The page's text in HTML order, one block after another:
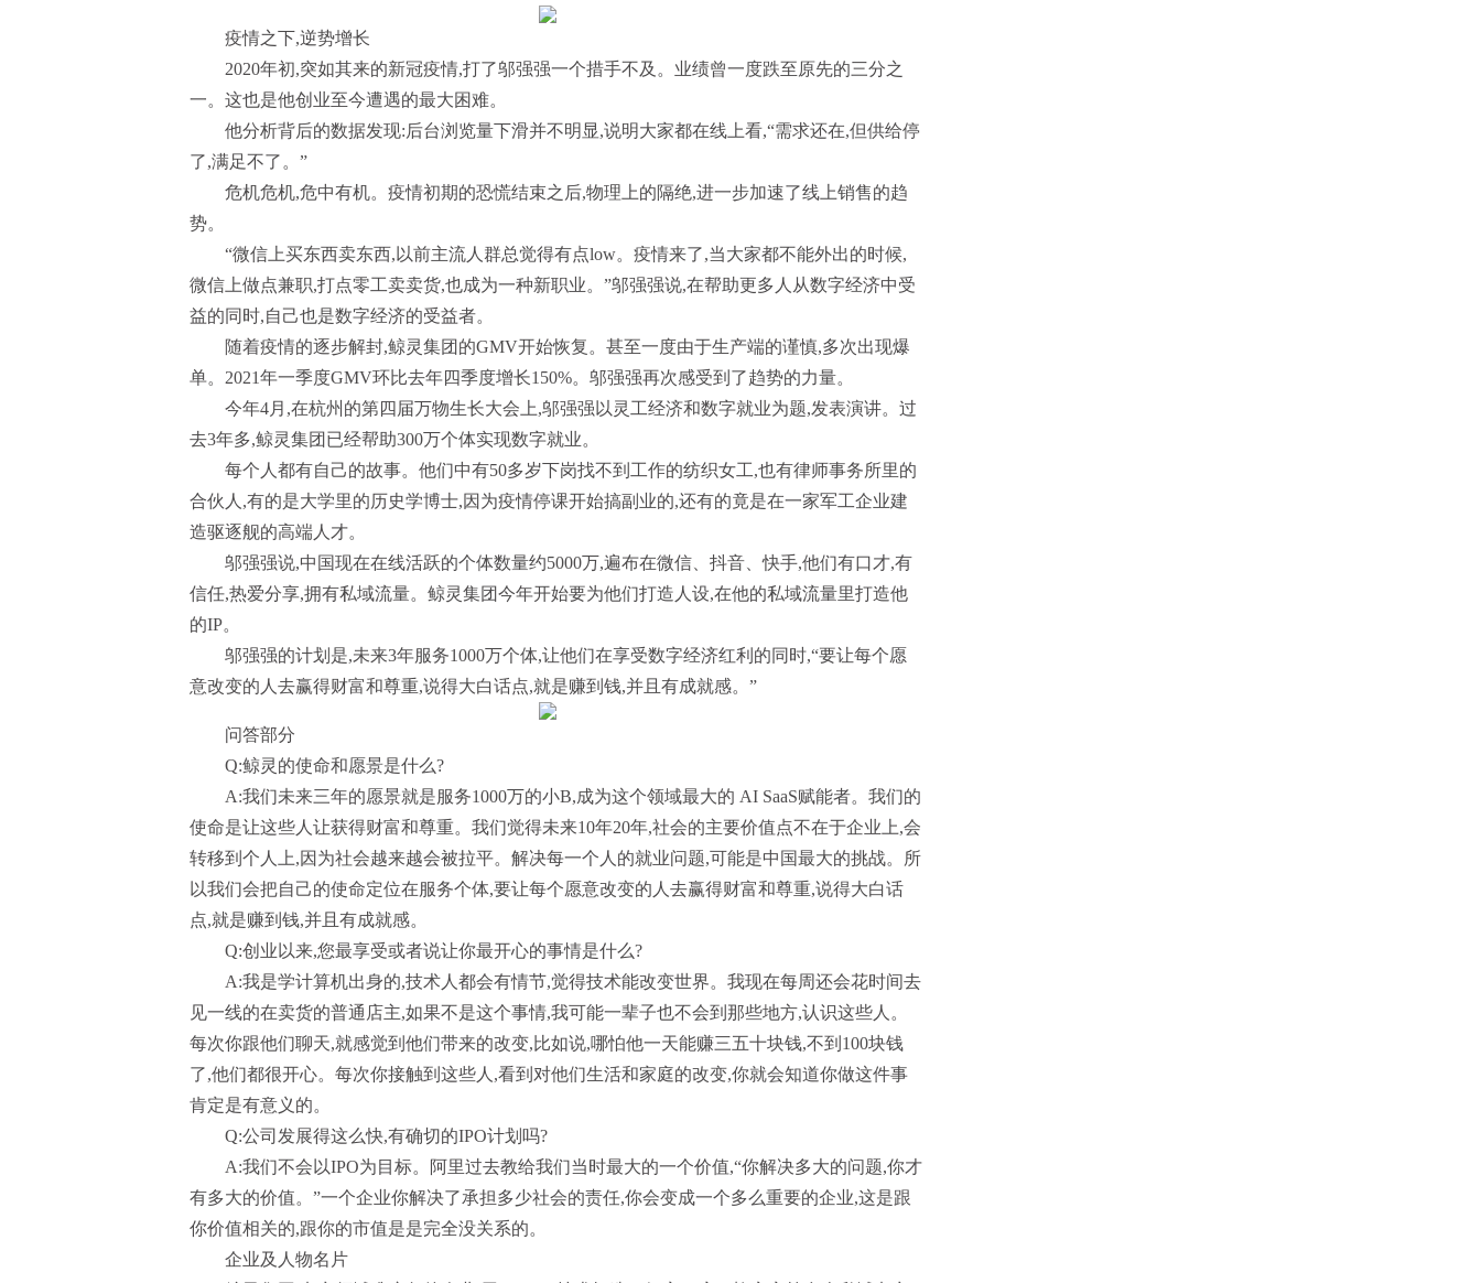
疫情之下,逆势增长
2020年初,突如其来的新冠疫情,打了邬强强一个措手不及。业绩曾一度跌至原先的三分之
一。这也是他创业至今遭遇的最大困难。
他分析背后的数据发现:后台浏览量下滑并不明显,说明大家都在线上看,“需求还在,但供给停
了,满足不了。”
危机危机,危中有机。疫情初期的恐慌结束之后,物理上的隔绝,进一步加速了线上销售的趋
势。
“微信上买东西卖东西,以前主流人群总觉得有点low。疫情来了,当大家都不能外出的时候,
微信上做点兼职,打点零工卖卖货,也成为一种新职业。”邬强强说,在帮助更多人从数字经济中受
益的同时,自己也是数字经济的受益者。
随着疫情的逐步解封,鲸灵集团的GMV开始恢复。甚至一度由于生产端的谨慎,多次出现爆
单。2021年一季度GMV环比去年四季度增长150%。邬强强再次感受到了趋势的力量。
今年4月,在杭州的第四届万物生长大会上,邬强强以灵工经济和数字就业为题,发表演讲。过
去3年多,鲸灵集团已经帮助300万个体实现数字就业。
每个人都有自己的故事。他们中有50多岁下岗找不到工作的纺织女工,也有律师事务所里的
合伙人,有的是大学里的历史学博士,因为疫情停课开始搞副业的,还有的竟是在一家军工企业建
造驱逐舰的高端人才。
邬强强说,中国现在在线活跃的个体数量约5000万,遍布在微信、抖音、快手,他们有口才,有
信任,热爱分享,拥有私域流量。鲸灵集团今年开始要为他们打造人设,在他的私域流量里打造他
的IP。
邬强强的计划是,未来3年服务1000万个体,让他们在享受数字经济红利的同时,“要让每个愿
意改变的人去赢得财富和尊重,说得大白话点,就是赚到钱,并且有成就感。”
问答部分
Q:鲸灵的使命和愿景是什么?
A:我们未来三年的愿景就是服务1000万的小B,成为这个领域最大的 AI SaaS赋能者。我们的
使命是让这些人让获得财富和尊重。我们觉得未来10年20年,社会的主要价值点不在于企业上,会
转移到个人上,因为社会越来越会被拉平。解决每一个人的就业问题,可能是中国最大的挑战。所
以我们会把自己的使命定位在服务个体,要让每个愿意改变的人去赢得财富和尊重,说得大白话
点,就是赚到钱,并且有成就感。
Q:创业以来,您最享受或者说让你最开心的事情是什么?
A:我是学计算机出身的,技术人都会有情节,觉得技术能改变世界。我现在每周还会花时间去
见一线的在卖货的普通店主,如果不是这个事情,我可能一辈子也不会到那些地方,认识这些人。
每次你跟他们聊天,就感觉到他们带来的改变,比如说,哪怕他一天能赚三五十块钱,不到100块钱
了,他们都很开心。每次你接触到这些人,看到对他们生活和家庭的改变,你就会知道你做这件事
肯定是有意义的。
Q:公司发展得这么快,有确切的IPO计划吗?
A:我们不会以IPO为目标。阿里过去教给我们当时最大的一个价值,“你解决多大的问题,你才
有多大的价值。”一个企业你解决了承担多少社会的责任,你会变成一个多么重要的企业,这是跟
你价值相关的,跟你的市值是是完全没关系的。
企业及人物名片